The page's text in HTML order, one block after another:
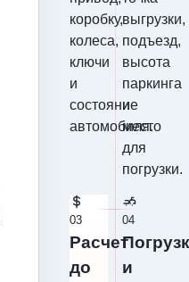
коробку,
колеса,
ключи
и
состояние
автомобиля.
выгрузки,
подъезд,
высота
паркинга
и
место
для
погрузки.
03
Расчет
до
04
и